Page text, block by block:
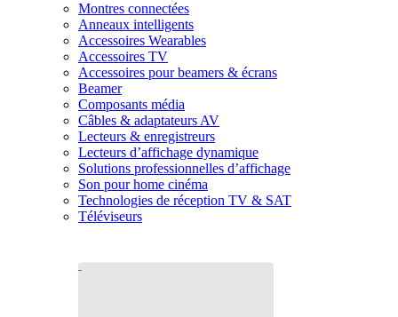
Montres connectées
Anneaux intelligents
Accessoires Wearables
Accessoires TV
Accessoires pour beamers & écrans
Beamer
Composants média
Câbles & adaptateurs AV
Lecteurs & enregistreurs
Lecteurs d’affichage dynamique
Solutions professionnelles d’affichage
Son pour home cinéma
Technologies de réception TV & SAT
Téléviseurs